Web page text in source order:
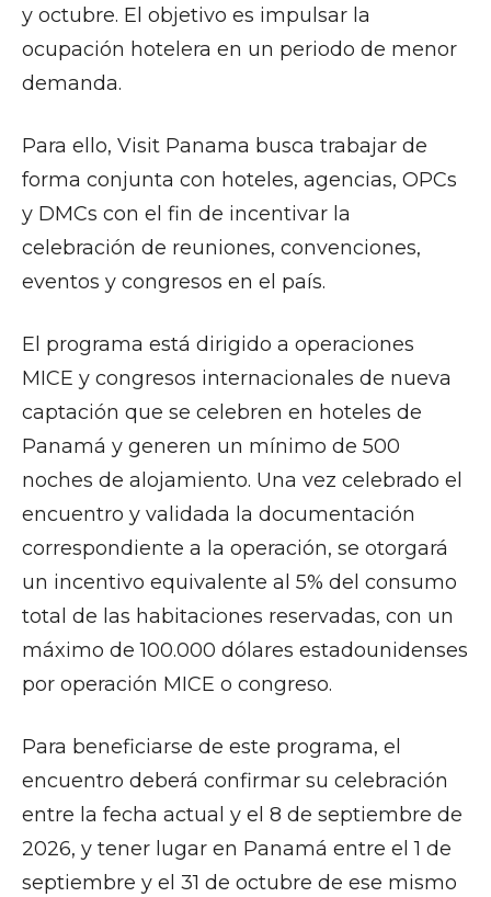
y octubre. El objetivo es impulsar la
ocupación hotelera en un periodo de menor
demanda.
Para ello, Visit Panama busca trabajar de
forma conjunta con hoteles, agencias, OPCs
y DMCs con el fin de incentivar la
celebración de reuniones, convenciones,
eventos y congresos en el país.
El programa está dirigido a operaciones
MICE y congresos internacionales de nueva
captación que se celebren en hoteles de
Panamá y generen un mínimo de 500
noches de alojamiento. Una vez celebrado el
encuentro y validada la documentación
correspondiente a la operación, se otorgará
un incentivo equivalente al 5% del consumo
total de las habitaciones reservadas, con un
máximo de 100.000 dólares estadounidenses
por operación MICE o congreso.
Para beneficiarse de este programa, el
encuentro deberá confirmar su celebración
entre la fecha actual y el 8 de septiembre de
2026, y tener lugar en Panamá entre el 1 de
septiembre y el 31 de octubre de ese mismo